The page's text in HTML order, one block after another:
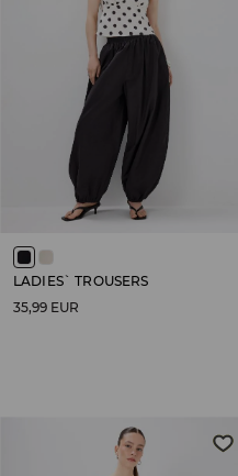
LADIES` TROUSERS
35,99 EUR